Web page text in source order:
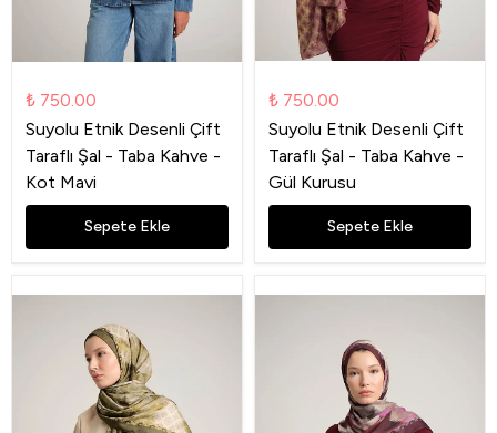
₺ 750.00
Suyolu Etnik Desenli Çift
Taraflı Şal - Taba Kahve -
Kot Mavi
Sepete Ekle
₺ 750.00
Suyolu Etnik Desenli Çift
Taraflı Şal - Taba Kahve -
Gül Kurusu
Sepete Ekle